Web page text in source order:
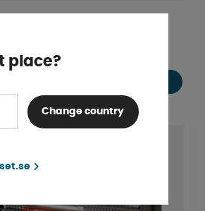
place?
Change country